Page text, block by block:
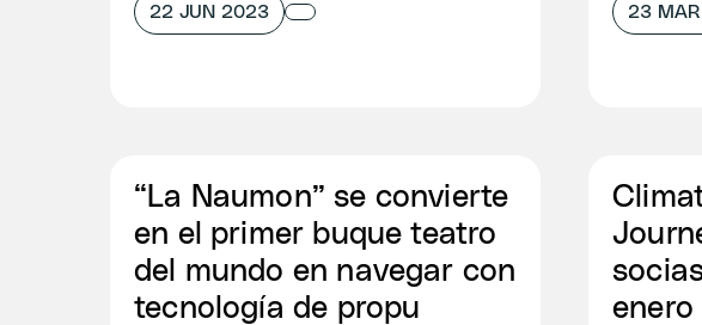
22 JUN 2023 23
“La Naumon” se convierte
en el primer buque teatro
del mundo en navegar con
tecnología de propu
enero